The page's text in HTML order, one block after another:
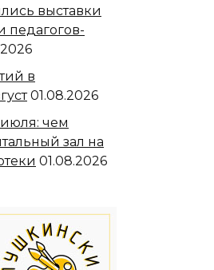
выставки
педагогов-
в
01.08.2026
чем
зал на
01.08.2026